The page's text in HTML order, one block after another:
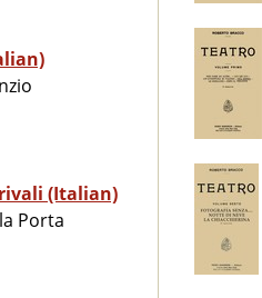
(Italian)
Porta